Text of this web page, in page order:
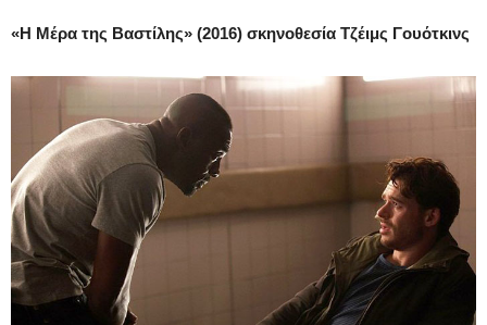
«Η Μέρα της Βαστίλης» (2016) σκηνοθεσία Τζέιμς Γουότκινς